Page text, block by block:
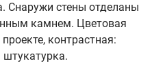
Снаружи стены отделаны
камнем. Цветовая
контрастная: